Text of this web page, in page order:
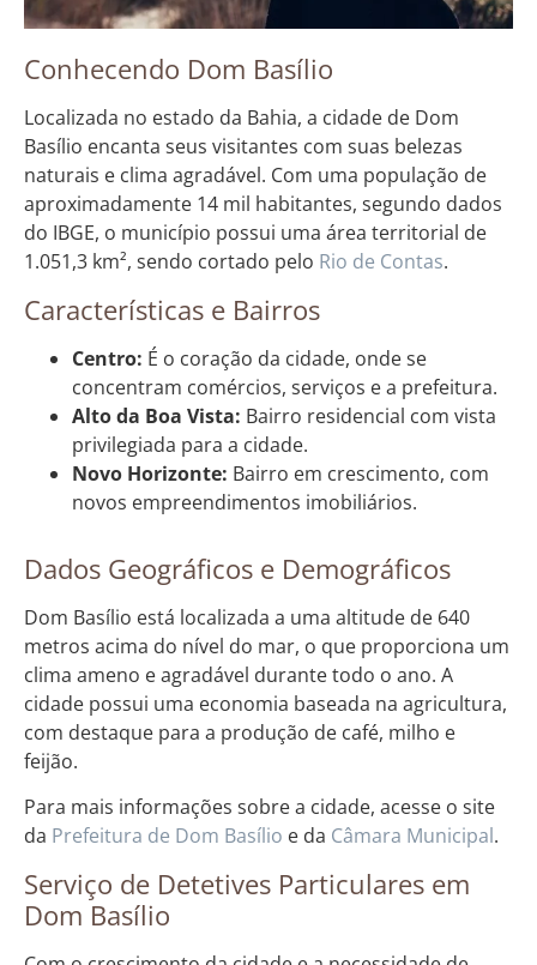
Conhecendo Dom Basílio
Localizada no estado da Bahia, a cidade de Dom
Basílio encanta seus visitantes com suas belezas
naturais e clima agradável. Com uma população de
aproximadamente 14 mil habitantes, segundo dados
do IBGE, o município possui uma área territorial de
1.051,3 km², sendo cortado pelo Rio de Contas.
Características e Bairros
Centro: É o coração da cidade, onde se
concentram comércios, serviços e a prefeitura.
Alto da Boa Vista: Bairro residencial com vista
privilegiada para a cidade.
Novo Horizonte: Bairro em crescimento, com
novos empreendimentos imobiliários.
Dados Geográficos e Demográficos
Dom Basílio está localizada a uma altitude de 640
metros acima do nível do mar, o que proporciona um
clima ameno e agradável durante todo o ano. A
cidade possui uma economia baseada na agricultura,
com destaque para a produção de café, milho e
feijão.
Para mais informações sobre a cidade, acesse o site
da Prefeitura de Dom Basílio e da Câmara Municipal.
Serviço de Detetives Particulares em
Dom Basílio